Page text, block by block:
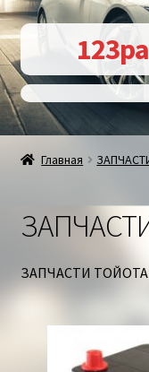
Перейти
к
навигации
Перейти
к
содержимому
Главная
ЗАПЧАСТИ
ЗАПЧАСТИ